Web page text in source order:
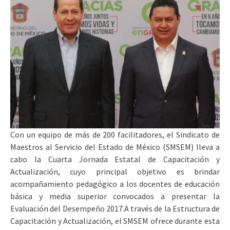
Con un equipo de más de 200 facilitadores, el Sindicato de
Maestros al Servicio del Estado de México (SMSEM) lleva a
cabo la Cuarta Jornada Estatal de Capacitación y
Actualización, cuyo principal objetivo es brindar
acompañamiento pedagógico a los docentes de educación
básica y media superior convocados a presentar la
Evaluación del Desempeño 2017.A través de la Estructura de
Capacitación y Actualización, el SMSEM ofrece durante esta